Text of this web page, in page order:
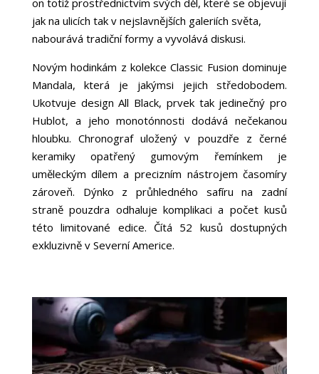
on totiž prostřednictvím svých děl, které se objevují
jak na ulicích tak v nejslavnějších galeriích světa,
nabourává tradiční formy a vyvolává diskusi.
Novým hodinkám z kolekce Classic Fusion dominuje
Mandala, která je jakýmsi jejich středobodem.
Ukotvuje design All Black, prvek tak jedinečný pro
Hublot, a jeho monotónnosti dodává nečekanou
hloubku. Chronograf uložený v pouzdře z černé
keramiky opatřený gumovým řemínkem je
uměleckým dílem a precizním nástrojem časomíry
zároveň. Dýnko z průhledného safíru na zadní
straně pouzdra odhaluje komplikaci a počet kusů
této limitované edice. Čítá 52 kusů dostupných
exkluzivně v Severní Americe.